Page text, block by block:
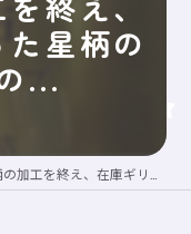
星柄の
...
え、在庫ギリギリだった星柄の材料が来たの...